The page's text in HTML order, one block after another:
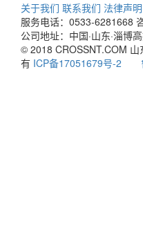
关于我们 联系我们 法律声明
服务电话：0533-6281668
公司地址：中国·山东·淄博
© 2018 CROSSNT.COM
有 ICP备17051679号-2